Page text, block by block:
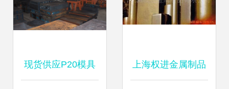
现货供应P20模具 上海权进金属制品